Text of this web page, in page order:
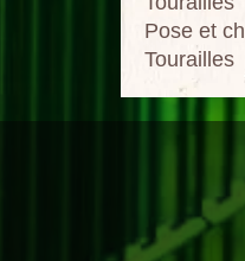
Pose et
Tourailles